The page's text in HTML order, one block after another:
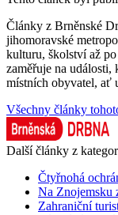
Články z Brněnské
jihomoravské
kulturu, školství až po
zaměřuje na
místních obyvatel, ať
Všechny články
Další články z
Čtyřnohá
Na Znojemsku
Zahraniční